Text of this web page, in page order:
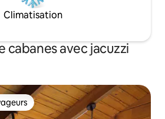
Climatisation
cabanes avec jacuzzi
les plus appréciés